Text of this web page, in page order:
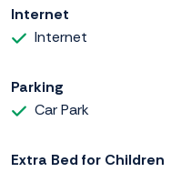
Internet
Internet
Parking
Car Park
Extra Bed for Children